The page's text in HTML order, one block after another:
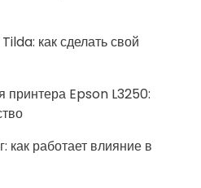
как сделать свой
принтера Epson L3250:
работает влияние в